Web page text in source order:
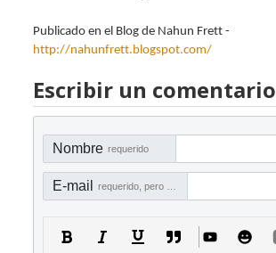
Publicado en el Blog de Nahun Frett -
http://nahunfrett.blogspot.com/
Escribir un comentario
Nombre requerido
E-mail